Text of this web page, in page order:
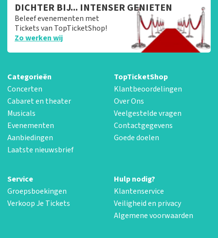
DICHTER BIJ... INTENSER GENIETEN
Beleef evenementen met
Tickets van TopTicketShop!
Zo werken wij
Categorieën
Concerten
Cabaret en theater
Musicals
Evenementen
Aanbiedingen
Laatste nieuwsbrief
TopTicketShop
Klantbeoordelingen
Over Ons
Veelgestelde vragen
Contactgegevens
Goede doelen
Service
Groepsboekingen
Verkoop Je Tickets
Hulp nodig?
Klantenservice
Veiligheid en privacy
Algemene voorwaarden